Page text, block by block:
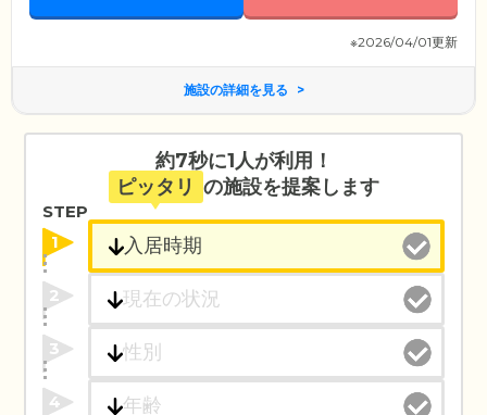
※2026/04/01更新
施設の詳細を見る
約7秒に1人が利用！
ピッタリ の施設を提案します
STEP
1
2
3
4